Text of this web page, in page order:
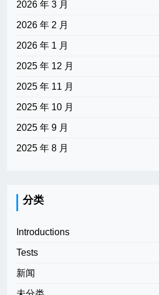
2026 年 3 月
2026 年 2 月
2026 年 1 月
2025 年 12 月
2025 年 11 月
2025 年 10 月
2025 年 9 月
2025 年 8 月
分类
Introductions
Tests
新闻